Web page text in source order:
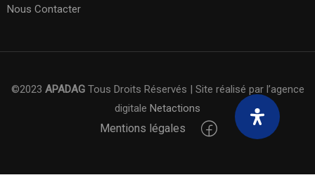
Nous Contacter
©2023 APADAGTous Droits Réservés | Site réalisé par l’agence
digitale Netactions
Mentions légales